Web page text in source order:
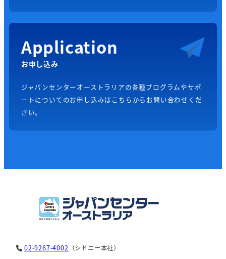
Application
お申し込み
ジャパンセンターオーストラリアの各種プログラムやサポ
ートについてのお申し込みはこちらからお問い合わせくだ
さい。
02-9267-4002 （シドニー本社）